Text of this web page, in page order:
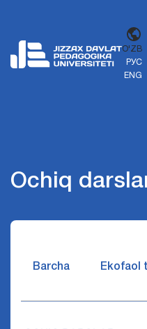
O'ZB
РУС
ENG
Ochiq
Barcha Ekofaol